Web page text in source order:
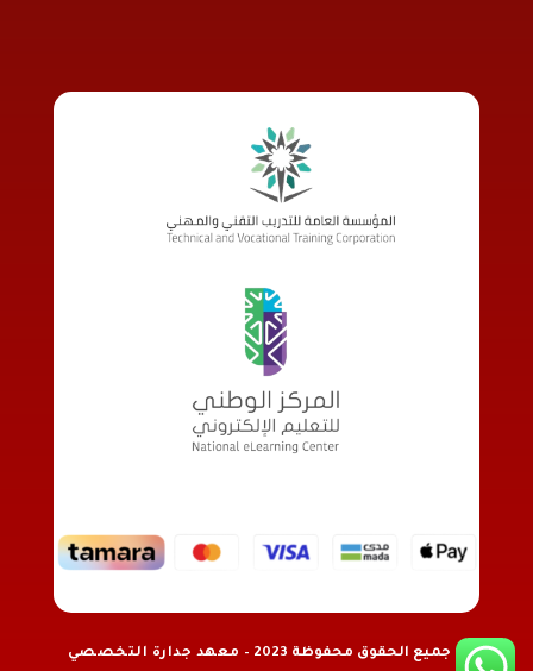
© جميع الحقوق محفوظة 2023 – معهد جدارة التخصصي